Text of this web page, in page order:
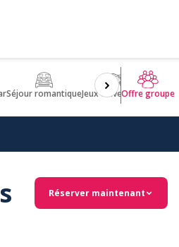
Séjour romantiqueJeux d'aventuresBien être
Offre groupe
Réserver maintenant